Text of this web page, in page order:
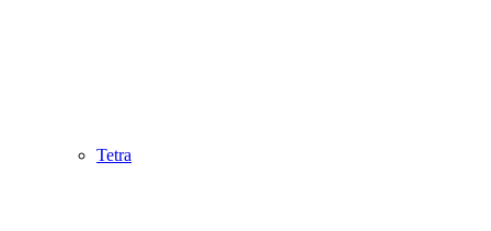
Tetra